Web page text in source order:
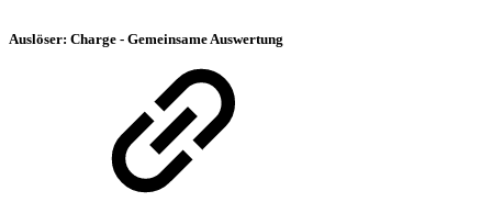
Auslöser: Charge - Gemeinsame Auswertung